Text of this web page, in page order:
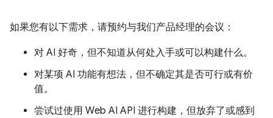
如果您有以下需求，请预约与我们产品经理的会议：
对 AI 好奇，但不知道从何处入手或可以构建什么。
对某项 AI 功能有想法，但不确定其是否可行或有价
值。
尝试过使用 Web AI API 进行构建，但放弃了或感到